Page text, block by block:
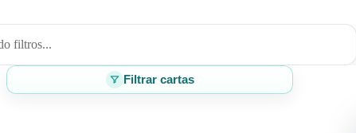
filtros...
Filtrar cartas